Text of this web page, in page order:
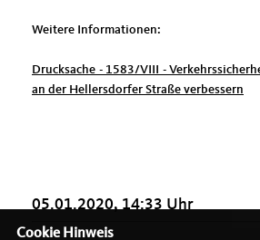
Weitere Informationen:
Drucksache - 1583/VIII -
an der Hellersdorfer Straße verbessern
05.01.2020, 14:33 Uhr
Cookie Hinweis